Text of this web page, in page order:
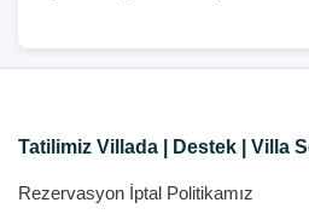
Tatilimiz Villada | Destek | Villa
Rezervasyon İptal Politikamız